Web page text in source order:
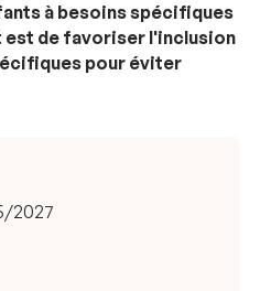
à besoins spécifiques
est de favoriser l'inclusion
pour éviter
2027